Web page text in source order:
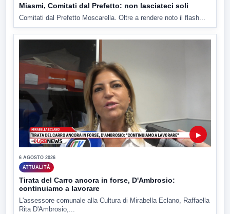
Miasmi, Comitati dal Prefetto: non lasciateci soli
Comitati dal Prefetto Moscarella. Oltre a rendere noto il flash...
▶
6 AGOSTO 2026
ATTUALITÀ
Tirata del Carro ancora in forse, D'Ambrosio:
continuiamo a lavorare
L'assessore comunale alla Cultura di Mirabella Eclano, Raffaella
Rita D'Ambrosio,...